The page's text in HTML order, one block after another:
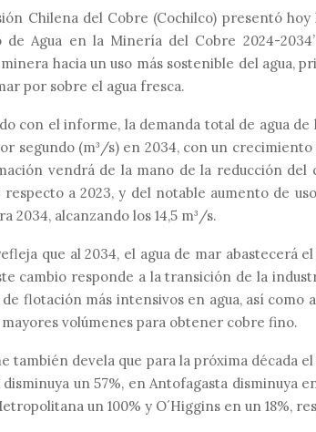
Chilena del Cobre (Cochilco) presentó hoy
de Agua en la Minería del Cobre 2024-2034”
hacia un uso más sostenible del agua,
por sobre el agua fresca.
con el informe, la demanda total de agua
segundo (m³/s) en 2034, con un crecimiento
vendrá de la mano de la reducción del
respecto a 2023, y del notable aumento de
2034, alcanzando los 14,5 m³/s.
que al 2034, el agua de mar abastecerá
cambio responde a la transición de la
flotación más intensivos en agua, así como
volúmenes para obtener cobre fino.
también devela que para la próxima década
disminuya un 57%, en Antofagasta disminuya
un 100% y O´Higgins en un 18%,